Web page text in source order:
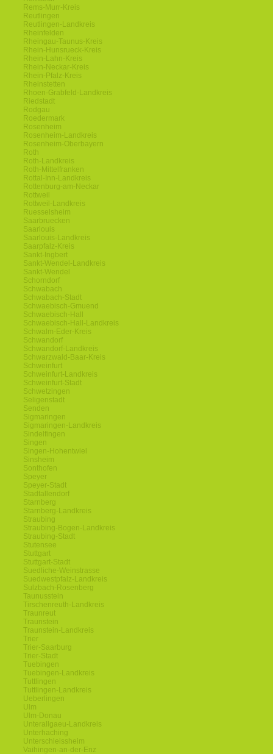
Rems-Murr-Kreis
Reutlingen
Reutlingen-Landkreis
Rheinfelden
Rheingau-Taunus-Kreis
Rhein-Hunsrueck-Kreis
Rhein-Lahn-Kreis
Rhein-Neckar-Kreis
Rhein-Pfalz-Kreis
Rheinstetten
Rhoen-Grabfeld-Landkreis
Riedstadt
Rodgau
Roedermark
Rosenheim
Rosenheim-Landkreis
Rosenheim-Oberbayern
Roth
Roth-Landkreis
Roth-Mittelfranken
Rottal-Inn-Landkreis
Rottenburg-am-Neckar
Rottweil
Rottweil-Landkreis
Ruesselsheim
Saarbruecken
Saarlouis
Saarlouis-Landkreis
Saarpfalz-Kreis
Sankt-Ingbert
Sankt-Wendel-Landkreis
Sankt-Wendel
Schorndorf
Schwabach
Schwabach-Stadt
Schwaebisch-Gmuend
Schwaebisch-Hall
Schwaebisch-Hall-Landkreis
Schwalm-Eder-Kreis
Schwandorf
Schwandorf-Landkreis
Schwarzwald-Baar-Kreis
Schweinfurt
Schweinfurt-Landkreis
Schweinfurt-Stadt
Schwetzingen
Seligenstadt
Senden
Sigmaringen
Sigmaringen-Landkreis
Sindelfingen
Singen
Singen-Hohentwiel
Sinsheim
Sonthofen
Speyer
Speyer-Stadt
Stadtallendorf
Starnberg
Starnberg-Landkreis
Straubing
Straubing-Bogen-Landkreis
Straubing-Stadt
Stutensee
Stuttgart
Stuttgart-Stadt
Suedliche-Weinstrasse
Suedwestpfalz-Landkreis
Sulzbach-Rosenberg
Taunusstein
Tirschenreuth-Landkreis
Traunreut
Traunstein
Traunstein-Landkreis
Trier
Trier-Saarburg
Trier-Stadt
Tuebingen
Tuebingen-Landkreis
Tuttlingen
Tuttlingen-Landkreis
Ueberlingen
Ulm
Ulm-Donau
Unterallgaeu-Landkreis
Unterhaching
Unterschleissheim
Vaihingen-an-der-Enz